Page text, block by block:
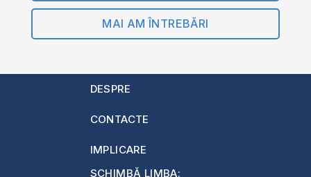
MAI AM ÎNTREBĂRI
DESPRE
CONTACTE
IMPLICARE
SCHIMBĂ LIMBA: